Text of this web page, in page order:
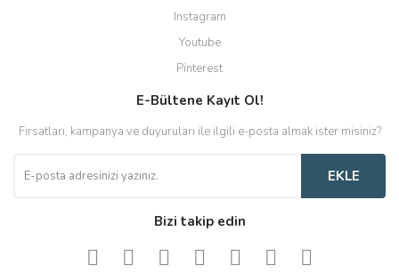
Instagram
Youtube
Pinterest
E-Bültene Kayıt Ol!
Fırsatları, kampanya ve duyuruları ile ilgili e-posta almak ister misiniz?
EKLE
Bizi takip edin